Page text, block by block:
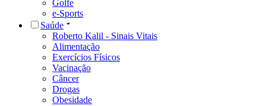
Golfe
e-Sports
Saúde
Roberto Kalil - Sinais Vitais
Alimentação
Exercícios Físicos
Vacinação
Câncer
Drogas
Obesidade